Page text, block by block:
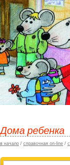
Дома ребенка
в начало / справочная on-line /